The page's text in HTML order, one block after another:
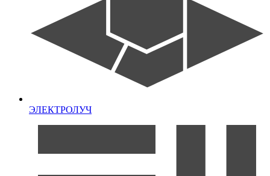
ЭЛЕКТРОЛУЧ